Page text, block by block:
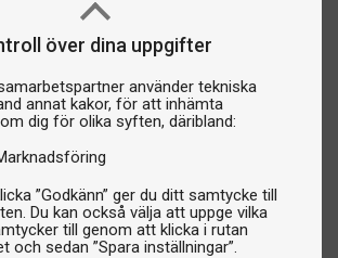
över dina uppgifter
använder tekniska
annat kakor, för att inhämta
dig för olika syften, däribland:
”Godkänn” ger du ditt samtycke till
Du kan också välja att uppge vilka
till genom att klicka i rutan
och sedan ”Spara inställningar”.